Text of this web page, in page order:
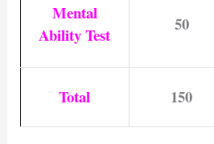
Mental
AbilityTest
50
Total 150